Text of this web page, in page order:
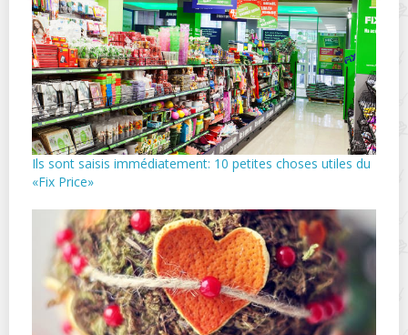
Ils sont saisis immédiatement: 10 petites choses utiles du
«Fix Price»